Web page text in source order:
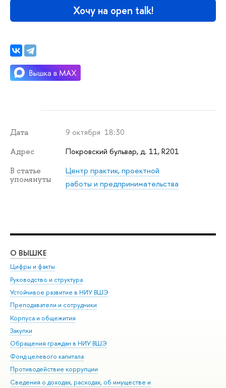
Хочу на open talk!
Дата 9 октября 18:30
Адрес Покровский бульвар, д. 11, R201
В статье
упомянуты
Центр практик, проектной
работы и предпринимательства
О ВЫШКЕ
Цифры и факты
Руководство и структура
Устойчивое развитие в НИУ ВШЭ
Преподаватели и сотрудники
Корпуса и общежития
Закупки
Обращения граждан в НИУ ВШЭ
Фонд целевого капитала
Противодействие коррупции
Сведения о доходах, расходах, об имуществе и